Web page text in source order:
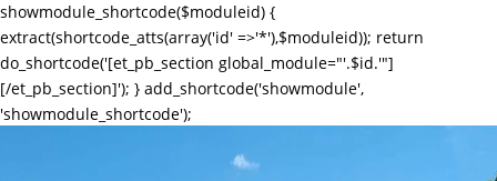
showmodule_shortcode($moduleid) {
extract(shortcode_atts(array('id' =>'*'),$moduleid)); return
do_shortcode('[et_pb_section global_module="'.$id.'"]
[/et_pb_section]'); } add_shortcode('showmodule',
'showmodule_shortcode');